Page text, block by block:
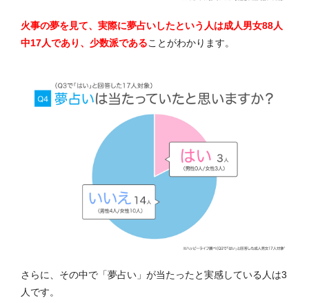
火事の夢を見て、実際に夢占いしたという人は成人男女88人
中17人であり、少数派であることがわかります。
さらに、その中で「夢占い」が当たったと実感している人は3
人です。